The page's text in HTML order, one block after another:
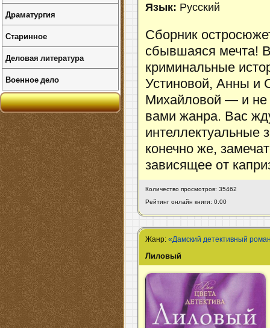
Язык: Русский
Сборник
сбывшаяся мечта!
криминальные
Устиновой, Анны и
Михайловой — и не
вами жанра. Вас
интеллектуальные
конечно же,
зависящее от
Количество просмотров: 35462
Рейтинг онлайн книги: 0.00
Жанр:«Дамский детективный
Лиловый
Драматургия
Старинное
Деловая литература
Военное дело